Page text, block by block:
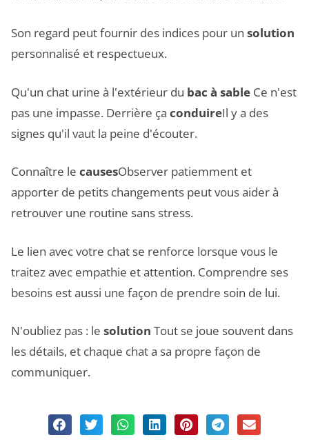
Son regard peut fournir des indices pour un solution
personnalisé et respectueux.
Qu'un chat urine à l'extérieur du bac à sable Ce n'est
pas une impasse. Derrière ça conduireIl y a des
signes qu'il vaut la peine d'écouter.
Connaître le causesObserver patiemment et
apporter de petits changements peut vous aider à
retrouver une routine sans stress.
Le lien avec votre chat se renforce lorsque vous le
traitez avec empathie et attention. Comprendre ses
besoins est aussi une façon de prendre soin de lui.
N'oubliez pas : le solution Tout se joue souvent dans
les détails, et chaque chat a sa propre façon de
communiquer.